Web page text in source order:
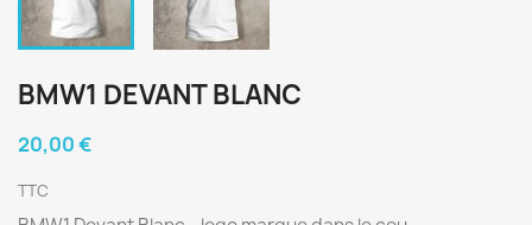
BMW1 DEVANT BLANC
20,00 €
TTC